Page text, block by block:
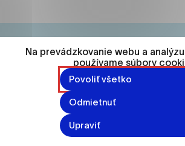
74 548
870-871 n.l.
Na prevádzkovanie webu a
používame súbory
Povoliť všetko
Odmietnuť
Upraviť
zbierajú anonymne a nie je možné
konkrétnou osobou.
Označiť všetko
Uložiť nastavenia
Viac informácií